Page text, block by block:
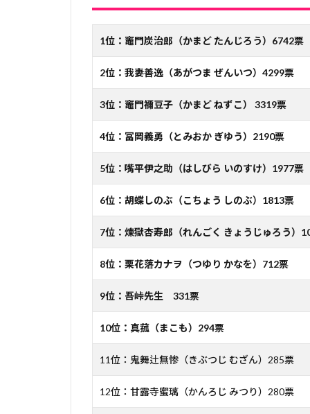
1位 ：竈門炭治郎（かまど たんじろう）6742票
2位：我妻善逸（あがつま ぜんいつ）4299票
3位：竈門禰󠄀豆子（かまど ねずこ） 3319票
4位：冨岡義勇（とみおか ぎゆう）2190票
5位：嘴平伊之助（はしびら いのすけ）1977票
6位：胡蝶しのぶ（こちょう しのぶ）1813票
7位：煉獄杏寿郎（れんごく きょうじゅろう）
8位：栗花落カナヲ（つゆり かなを）712票
9位：吾峠先生 331票
10位：真菰（まこも）294票
11位：鬼舞辻無惨（きぶつじ むざん）285票
12位：甘露寺蜜璃（かんろじ みつり）280票